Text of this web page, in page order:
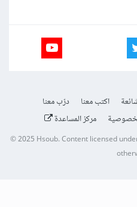
اكتب معنا
درّب معنا
مركز المساعدة
© 2025 Hsoub.Content licensed